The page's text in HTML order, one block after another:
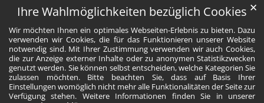
Ihre Wahlmöglichkeiten bezüglich Cookies
Wir möchten Ihnen ein optimales Webseiten-Erlebnis zu bieten. Dazu
verwenden wir Cookies, die für das Funktionieren unserer Website
notwendig sind. Mit Ihrer Zustimmung verwenden wir auch Cookies,
die zur Anzeige externer Inhalte oder zu anonymen Statistikzwecken
genutzt werden. Sie können selbst entscheiden, welche Kategorien Sie
zulassen möchten. Bitte beachten Sie, dass auf Basis Ihrer
Einstellungen womöglich nicht mehr alle Funktionalitäten der Seite zur
Verfügung stehen. Weitere Informationen finden Sie in unserer
✕